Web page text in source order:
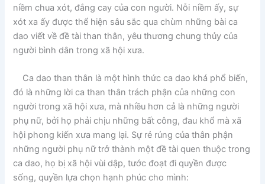
niềm chua xót, đắng cay của con người. Nỗi niềm ấy, sự
xót xa ấy được thể hiện sâu sắc qua chùm những bài ca
dao viết về đề tài than thân, yêu thương chung thủy của
người bình dân trong xã hội xưa.
Ca dao than thân là một hình thức ca dao khá phổ biến,
đó là những lời ca than thân trách phận của những con
người trong xã hội xưa, mà nhiều hơn cả là những người
phụ nữ, bởi họ phải chịu những bất công, đau khổ mà xã
hội phong kiến xưa mang lại. Sự rẻ rúng của thân phận
những người phụ nữ trở thành một đề tài quen thuộc trong
ca dao, họ bị xã hội vùi dập, tước đoạt đi quyền được
sống, quyền lựa chọn hạnh phúc cho mình: